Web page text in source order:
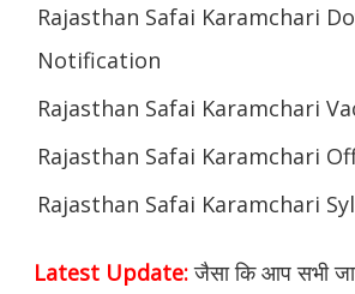
Rajasthan Safai Karamchari
Notification
Rajasthan Safai Karamchari
Rajasthan Safai Karamchari
Rajasthan Safai Karamchari
Latest Update: जैसा कि आप सभी